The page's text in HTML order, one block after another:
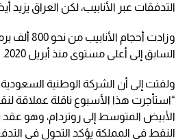
التدفقات عبر الأنابيب، لكن العراق يزيد
وزادت أحجام
السابق إلى أعلى مستوى منذ أبريل 2020.
ولفتت إلى أن الشركة الوطنية السعودية
“استأجرت هذا الأسبوع ناقلة عملاقة
الأبيض المتوسط إلى روتردام، وهو عقد
النفط في المملكة يؤكد التحول في